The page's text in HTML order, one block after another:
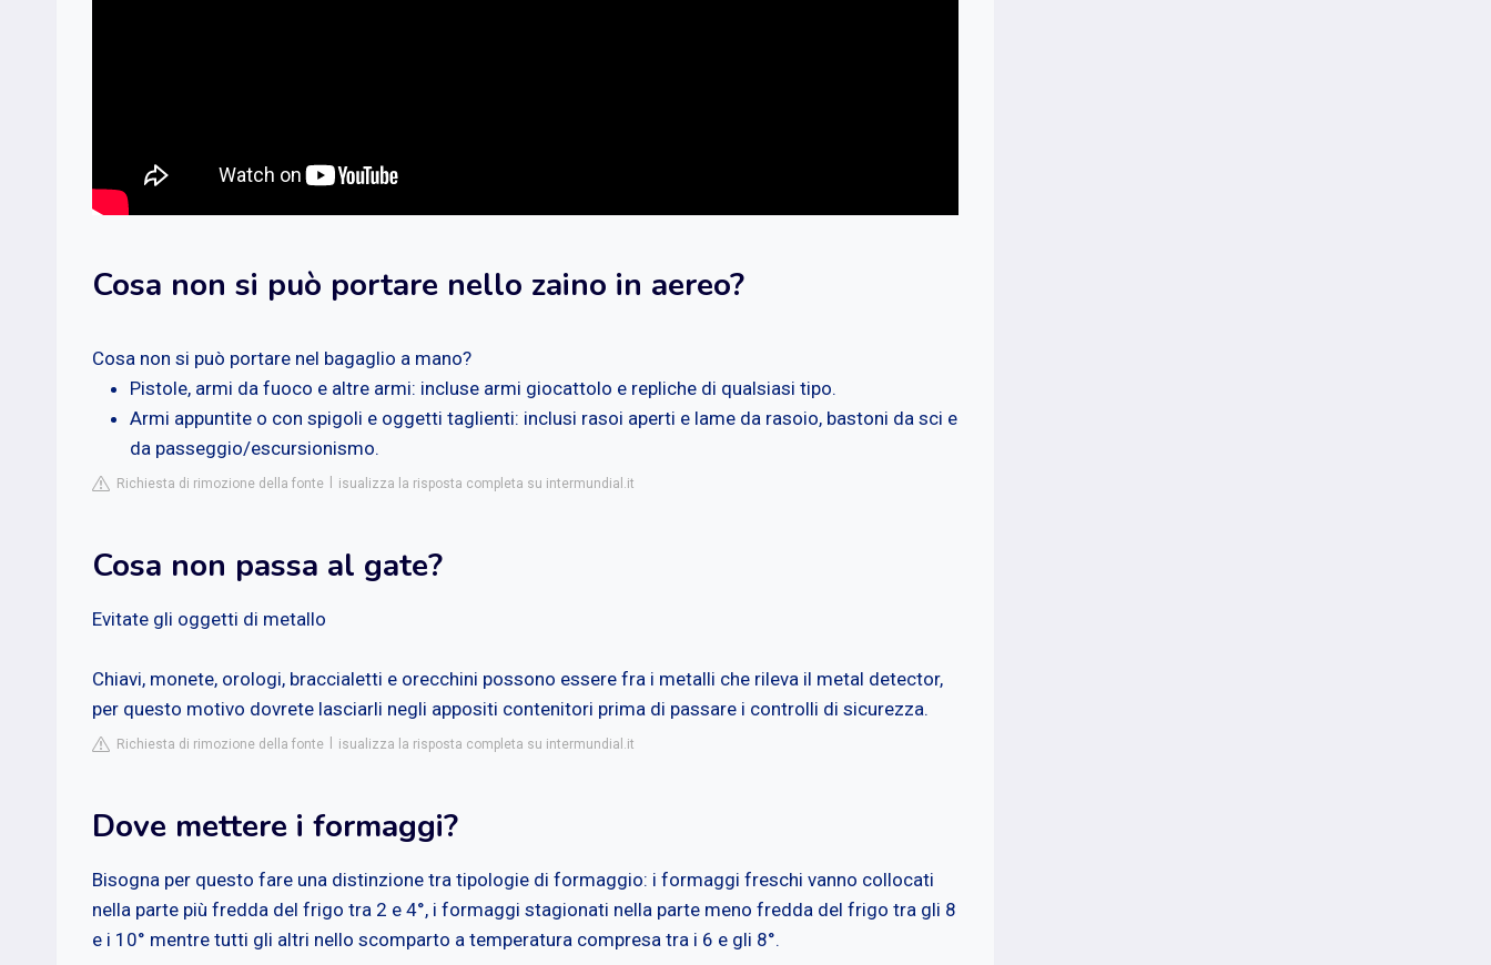
Cosa non si può portare nello zaino in aereo?
Cosa non si può portare nel bagaglio a mano?
Pistole, armi da fuoco e altre armi: incluse armi giocattolo e repliche di qualsiasi tipo.
Armi appuntite o con spigoli e oggetti taglienti: inclusi rasoi aperti e lame da rasoio, bastoni da sci e
da passeggio/escursionismo.
Richiesta di rimozione della fonte isualizza la risposta completa su intermundial.it
Cosa non passa al gate?
Evitate gli oggetti di metallo
Chiavi, monete, orologi, braccialetti e orecchini possono essere fra i metalli che rileva il metal detector,
per questo motivo dovrete lasciarli negli appositi contenitori prima di passare i controlli di sicurezza.
Richiesta di rimozione della fonte isualizza la risposta completa su intermundial.it
Dove mettere i formaggi?
Bisogna per questo fare una distinzione tra tipologie di formaggio: i formaggi freschi vanno collocati
nella parte più fredda del frigo tra 2 e 4°, i formaggi stagionati nella parte meno fredda del frigo tra gli 8
e i 10° mentre tutti gli altri nello scomparto a temperatura compresa tra i 6 e gli 8°.